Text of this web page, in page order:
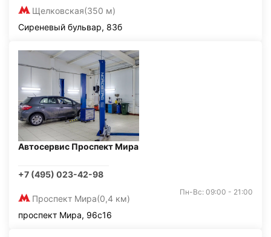
Щелковская(350 м)
Сиреневый бульвар, 83б
Автосервис Проспект Мира
+7 (495) 023-42-98
Проспект Мира(0,4 км)
Пн-Вс: 09:00 - 21:00
проспект Мира, 96с16